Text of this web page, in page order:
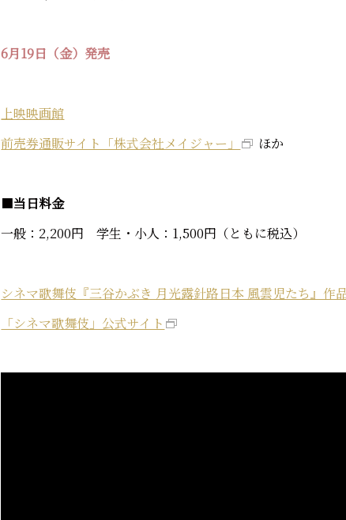
6月19日（金）発売
上映映画館
前売券通販サイト「株式会社メイジャー」
ほか
■当日料金
一般：2,200円 学生・小人：1,500円（ともに税込）
シネマ歌舞伎『三谷かぶき 月光露針路日本 風雲児たち』作
「シネマ歌舞伎」公式サイト